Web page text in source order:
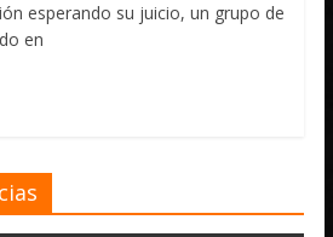
esperando su juicio, un grupo de
en